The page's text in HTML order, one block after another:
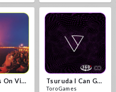
Fireworks On Victory Day Tsuruda I Can Get Really Crazy
ToroGames